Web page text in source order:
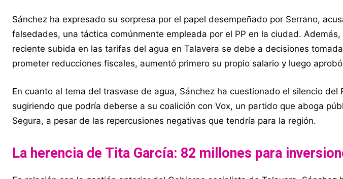
Sánchez ha expresado su sorpresa por el papel desempeñado por Serrano,
falsedades, una táctica comúnmente empleada por el PP en la ciudad.
reciente subida en las tarifas del agua en Talavera se debe a decisiones
prometer reducciones fiscales, aumentó primero su propio salario y luego
En cuanto al tema del trasvase de agua, Sánchez ha cuestionado el silencio del
sugiriendo que podría deberse a su coalición con Vox, un partido que aboga
Segura, a pesar de las repercusiones negativas que tendría para la región.
La herencia de Tita García: 82 millones para